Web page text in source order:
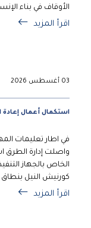
الأوقاف في بناء
اقرأ المزيد
03 أغسطس 2026
استكمال أعمال
في اطار تعليمات
واصلت إدارة الطرق
الخاص بالجهاز
كورنيش النيل بنطاق
اقرأ المزيد